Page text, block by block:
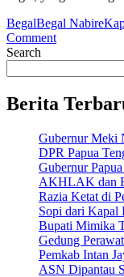
BegalBegal Nabire
Commenton
Tengah
Janji
Tindak
Pelaku
Begal
di
Nabire
Search
Berita
Gubernur Meki
DPR Papua
Gubernur
AKHLAK dan
Razia Ketat di
Sopi dari Kapal
Bupati Mimika
Gedung
Pemkab Intan
ASN Dipantau